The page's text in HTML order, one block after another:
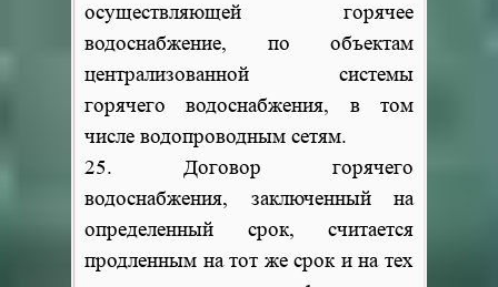
осуществляющей горячее
водоснабжение, по объектам
централизованной системы
горячего водоснабжения, в том
числе водопроводным сетям.
25. Договор горячего
водоснабжения, заключенный на
определенный срок, считается
продленным на тот же срок и на тех